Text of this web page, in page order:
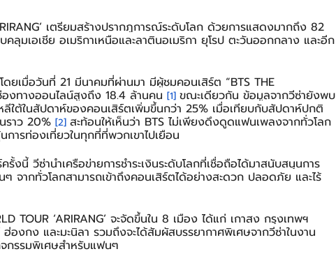
เตรียมสร้างปรากฏการณ์ระดับโลก ด้วยการแสดงมากถึง 82
ลุมเอเชีย อเมริกาเหนือและลาตินอเมริกา ยุโรป ตะวันออกกลาง และอีก
ยเมื่อวันที่ 21 มีนาคมที่ผ่านมา มีผู้ชมคอนเสิร์ต “BTS THE
องทางออนไลน์สูงถึง 18.4 ล้านคน [1] ขณะเดียวกัน ข้อมูลจากวีซ่ายังพบ
หลีใต้ในสัปดาห์ของคอนเสิร์ตเพิ่มขึ้นกว่า 25% เมื่อเทียบกับสัปดาห์ปกติ
ราว 20% [2] สะท้อนให้เห็นว่า BTS ไม่เพียงดึงดูดแฟนเพลงจากทั่วโลก
ารท่องเที่ยวในทุกที่ที่พวกเขาไปเยือน
งนี้ วีซ่านำเครือข่ายการชำระเงินระดับโลกที่เชื่อถือได้มาสนับสนุนการ
จากทั่วโลกสามารถเข้าถึงคอนเสิร์ตได้อย่างสะดวก ปลอดภัย และไร้
TOUR ‘ARIRANG’ จะจัดขึ้นใน 8 เมือง ได้แก่ เกาสง กรุงเทพฯ
องกง และมะนิลา รวมถึงจะได้สัมผัสบรรยากาศพิเศษจากวีซ่าในงาน
กรรมพิเศษสำหรับแฟนๆ